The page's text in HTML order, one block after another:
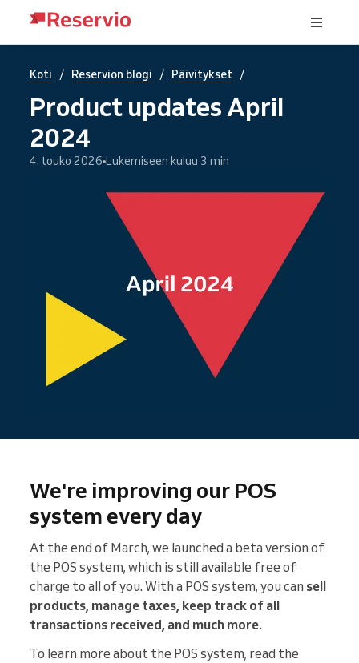
Koti / Reservion blogi / Päivitykset /
Product updates April
2024
4. touko 2026 Lukemiseen kuluu 3 min
We're improving our POS
system every day
At the end of March, we launched a beta version of
the POS system, which is still available free of
charge to all of you. With a POS system, you can sell
products, manage taxes, keep track of all
transactions received, and much more.
To learn more about the POS system, read the